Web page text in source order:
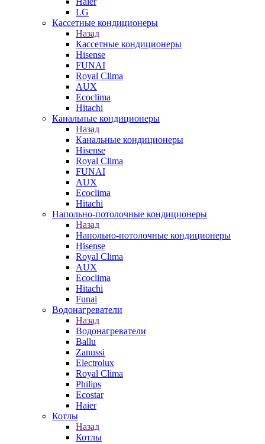
LG
Кассетные кондиционеры
Назад
Кассетные кондиционеры
Hisense
FUNAI
Royal Clima
AUX
Ecoclima
Hitachi
Канальные кондиционеры
Назад
Канальные кондиционеры
Hisense
Royal Clima
FUNAI
AUX
Ecoclima
Hitachi
Напольно-потолочные кондиционеры
Назад
Напольно-потолочные кондиционеры
Hisense
Royal Clima
AUX
Ecoclima
Hitachi
Funai
Водонагреватели
Назад
Водонагреватели
Ballu
Zanussi
Electrolux
Royal Clima
Philips
Ecostar
Haier
Котлы
Назад
Котлы